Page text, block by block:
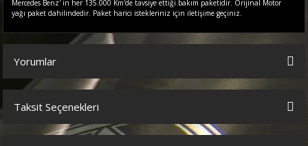
Mercedes Benz' in her 135.000 Km'de tavsiye ettiği bakım paketidir. Orijinal Motor
yağı paket dahilindedir. Paket harici istekleriniz için iletişime geçiniz.
Yorumlar
Bu ürüne ilk yorumu siz yapın!
Taksit Seçenekleri